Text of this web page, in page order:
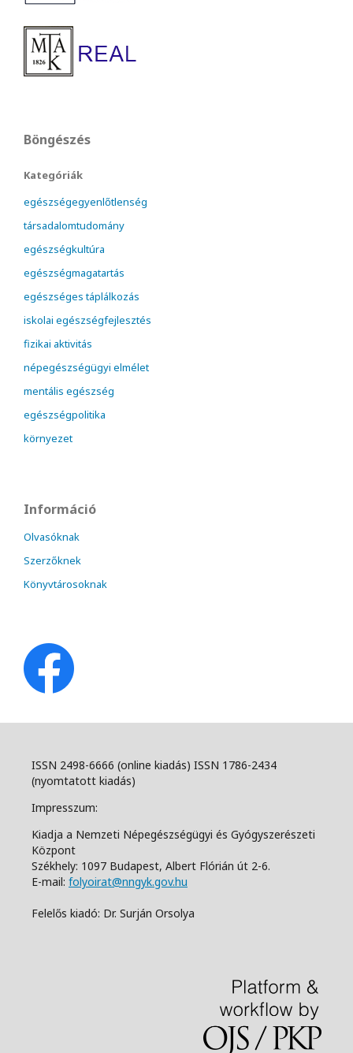
Böngészés
Kategóriák
egészségegyenlőtlenség
társadalomtudomány
egészségkultúra
egészségmagatartás
egészséges táplálkozás
iskolai egészségfejlesztés
fizikai aktivitás
népegészségügyi elmélet
mentális egészség
egészségpolitika
környezet
Információ
Olvasóknak
Szerzőknek
Könyvtárosoknak
ISSN 2498-6666 (online kiadás) ISSN 1786-2434
(nyomtatott kiadás)
Impresszum:
Kiadja a Nemzeti Népegészségügyi és Gyógyszerészeti
Központ
Székhely: 1097 Budapest, Albert Flórián út 2-6.
E-mail: folyoirat@nngyk.gov.hu
Felelős kiadó: Dr. Surján Orsolya